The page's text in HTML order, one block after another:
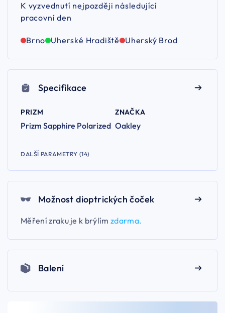
K vyzvednutí nejpozději následující
pracovní den
Brno Uherské Hradiště Uherský Brod
Specifikace
PRIZM
Prizm Sapphire Polarized
ZNAČKA
Oakley
DALŠÍ PARAMETRY (14)
Možnost dioptrických čoček
Měření zraku je k brýlím zdarma.
Balení